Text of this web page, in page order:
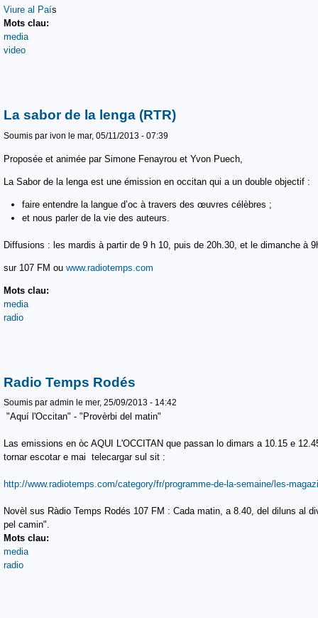
Viure al País
Mots clau:
media
video
La sabor de la lenga (RTR)
Soumis par ivon le mar, 05/11/2013 - 07:39
Proposée et animée par Simone Fenayrou et Yvon Puech,
La Sabor de la lenga est une émission en occitan qui a un double objectif :
faire entendre la langue d’oc à travers des œuvres célèbres ;
et nous parler de la vie des auteurs.
Diffusions : les mardis à partir de 9 h 10, puis de 20h.30, et le dimanche à
sur 107 FM ou www.radiotemps.com
Mots clau:
media
radio
Radio Temps Rodés
Soumis par admin le mer, 25/09/2013 - 14:42
"Aquí l'Occitan" - "Provèrbi del matin"
Las emissions en òc AQUI L'OCCITAN que passan lo dimars a 10.15 e
tornar escotar e mai telecargar sul sit :
http://www.radiotemps.com/category/fr/programme-de-la-semaine/les-
Novèl sus Ràdio Temps Rodés 107 FM : Cada matin, a 8.40, del diluns al
pel camin".
Mots clau:
media
radio